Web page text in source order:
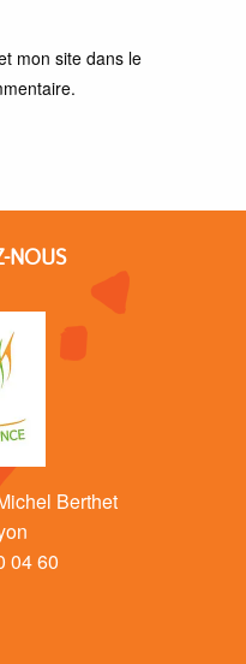
mon site dans le
NOUS
Berthet
04 60